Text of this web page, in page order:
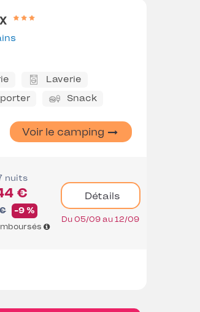
Laverie
Snack
Voir le camping
nuits
€
-9 %
Détails
Du 05/09 au 12/09